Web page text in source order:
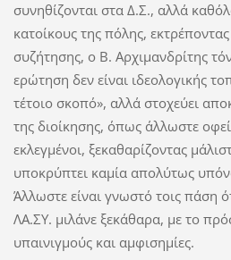
συνηθίζονται στα Δ.Σ., αλλά
κατοίκους της πόλης,
συζήτησης, ο Β. Αρχιμανδρίτης
ερώτηση δεν είναι ιδεολογικής
τέτοιο σκοπό», αλλά στοχεύει
της διοίκησης, όπως άλλωστε
εκλεγμένοι, ξεκαθαρίζοντας
υποκρύπτει καμία απολύτως
Άλλωστε είναι γνωστό τοις πάση
ΛΑ.ΣΥ. μιλάνε ξεκάθαρα, με το
υπαινιγμούς και αμφισημίες.